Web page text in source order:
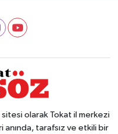
olarak Tokat il merkezi
tarafsız ve etkili bir